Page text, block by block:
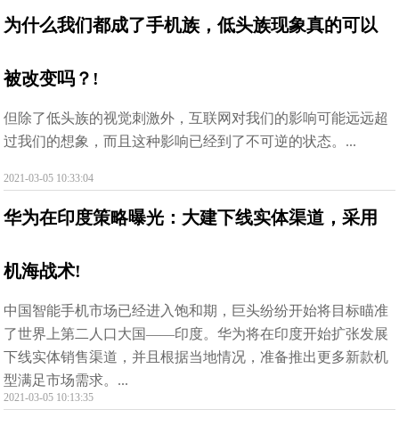
为什么我们都成了手机族，低头族现象真的可以
被改变吗？!
但除了低头族的视觉刺激外，互联网对我们的影响可能远远超
过我们的想象，而且这种影响已经到了不可逆的状态。...
2021-03-05 10:33:04
华为在印度策略曝光：大建下线实体渠道，采用
机海战术!
中国智能手机市场已经进入饱和期，巨头纷纷开始将目标瞄准
了世界上第二人口大国——印度。华为将在印度开始扩张发展
下线实体销售渠道，并且根据当地情况，准备推出更多新款机
型满足市场需求。...
2021-03-05 10:13:35